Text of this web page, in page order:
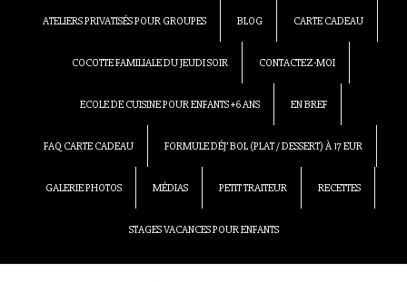
ATELIERS PRIVATISÉS POUR GROUPES BLOG CARTE CADEAU
COCOTTE FAMILIALE DU JEUDI SOIR CONTACTEZ-MOI
ECOLE DE CUISINE POUR ENFANTS +6 ANS EN BREF
FAQ CARTE CADEAU FORMULE DÉJ’ BOL (PLAT / DESSERT) À 17 EUR
GALERIE PHOTOS MÉDIAS PETIT TRAITEUR RECETTES
STAGES VACANCES POUR ENFANTS